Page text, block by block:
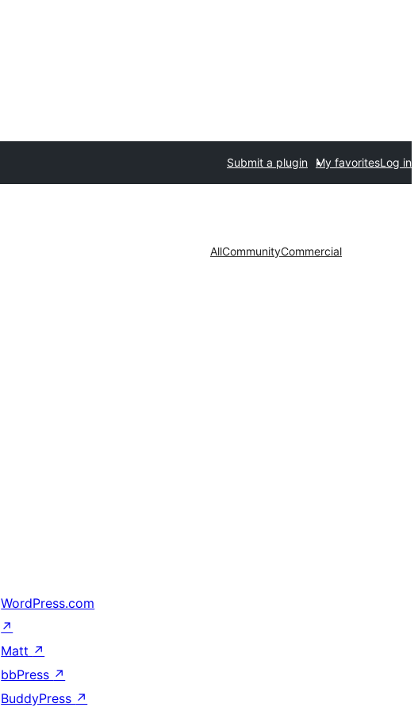
Submit a plugin My favoritesLog in
AllCommunityCommercial
WordPress.com
↗
Matt ↗
bbPress ↗
BuddyPress ↗